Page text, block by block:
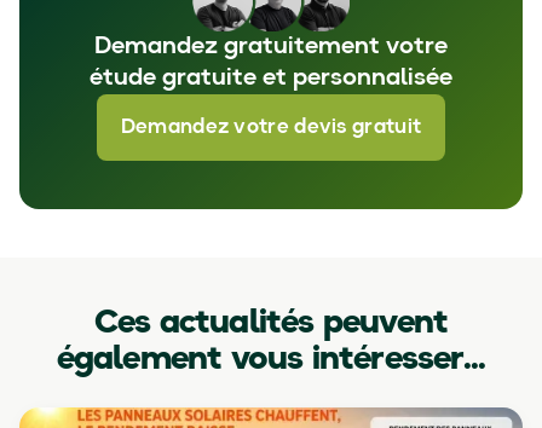
Demandez gratuitement votre
étude gratuite et personnalisée
Demandez votre devis gratuit
Ces actualités peuvent
également vous intéresser...